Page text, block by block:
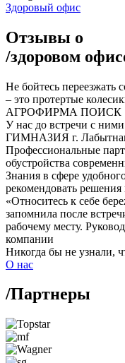
Здоровый офис
Отзывы о
/здоровом
Не бойтесь переезжать
– это протертые
АГРОФИРМА ПОИСК
У нас до встречи с
ГИМНАЗИЯ г.
Профессиональные
обустройства
Знания в сфере
рекомендовать
«Относитесь к себе
запомнила после
рабочему месту.
компании
Никогда бы не узнали,
О нас
/Партнеры